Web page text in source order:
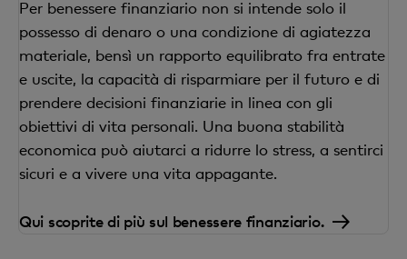
Per benessere finanziario non si intende solo il
possesso di denaro o una condizione di agiatezza
materiale, bensì un rapporto equilibrato fra entrate
e uscite, la capacità di risparmiare per il futuro e di
prendere decisioni finanziarie in linea con gli
obiettivi di vita personali. Una buona stabilità
economica può aiutarci a ridurre lo stress, a sentirci
sicuri e a vivere una vita appagante.
Qui scoprite di più sul benessere finanziario.